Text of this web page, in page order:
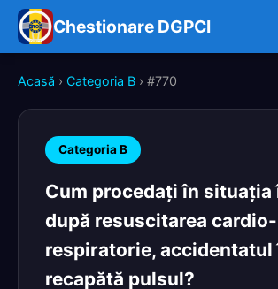
Chestionare DGPCI
Acasă › Categoria B › #770
Categoria B
Cum procedaţi în situaţia
după resuscitarea cardio-
respiratorie, accidentatul
recapătă pulsul?